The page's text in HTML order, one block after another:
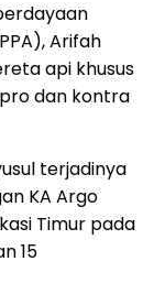
Arifah
api khusus
dan kontra
terjadinya
KA Argo
Timur pada
15